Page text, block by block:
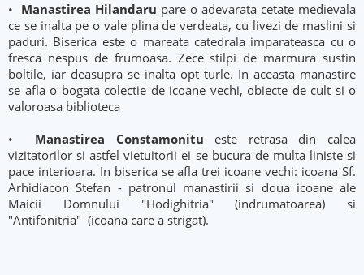
• Manastirea Hilandaru pare o adevarata cetate medievala
ce se inalta pe o vale plina de verdeata, cu livezi de maslini si
paduri. Biserica este o mareata catedrala imparateasca cu o
fresca nespus de frumoasa. Zece stilpi de marmura sustin
boltile, iar deasupra se inalta opt turle. In aceasta manastire
se afla o bogata colectie de icoane vechi, obiecte de cult si o
valoroasa biblioteca
• Manastirea Constamonitueste retrasa din calea
vizitatorilor si astfel vietuitorii ei se bucura de multa liniste si
pace interioara. In biserica se afla trei icoane vechi: icoana Sf.
Arhidiacon Stefan - patronul manastirii si doua icoane ale
Maicii Domnului "Hodighitria" (indrumatoarea) si
"Antifonitria" (icoana care a strigat).